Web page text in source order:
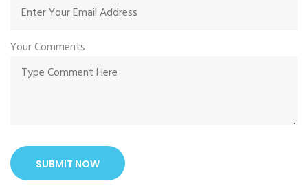
Your Comments
SUBMIT NOW